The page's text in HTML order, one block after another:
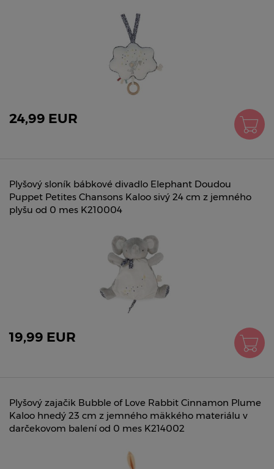
24,99 EUR
Plyšový sloník bábkové divadlo Elephant Doudou
Puppet Petites Chansons Kaloo sivý 24 cm z jemného
plyšu od 0 mes K210004
19,99 EUR
Plyšový zajačik Bubble of Love Rabbit Cinnamon Plume
Kaloo hnedý 23 cm z jemného mäkkého materiálu v
darčekovom balení od 0 mes K214002